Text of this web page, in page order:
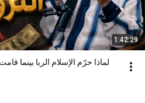
1:42:29
لماذا حرّم الإسلام الربا بينما